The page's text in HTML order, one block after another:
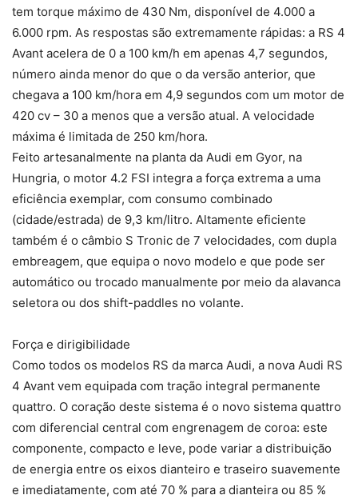
tem torque máximo de 430 Nm, disponível de 4.000 a
6.000 rpm. As respostas são extremamente rápidas: a RS 4
Avant acelera de 0 a 100 km/h em apenas 4,7 segundos,
número ainda menor do que o da versão anterior, que
chegava a 100 km/hora em 4,9 segundos com um motor de
420 cv – 30 a menos que a versão atual. A velocidade
máxima é limitada de 250 km/hora.
Feito artesanalmente na planta da Audi em Gyor, na
Hungria, o motor 4.2 FSI integra a força extrema a uma
eficiência exemplar, com consumo combinado
(cidade/estrada) de 9,3 km/litro. Altamente eficiente
também é o câmbio S Tronic de 7 velocidades, com dupla
embreagem, que equipa o novo modelo e que pode ser
automático ou trocado manualmente por meio da alavanca
seletora ou dos shift-paddles no volante.
Força e dirigibilidade
Como todos os modelos RS da marca Audi, a nova Audi RS
4 Avant vem equipada com tração integral permanente
quattro. O coração deste sistema é o novo sistema quattro
com diferencial central com engrenagem de coroa: este
componente, compacto e leve, pode variar a distribuição
de energia entre os eixos dianteiro e traseiro suavemente
e imediatamente, com até 70 % para a dianteira ou 85 %